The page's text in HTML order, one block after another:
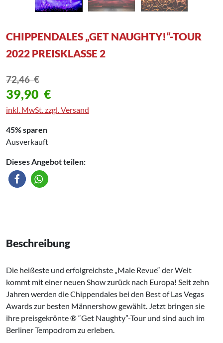
CHIPPENDALES „GET NAUGHTY!“-TOUR
2022 PREISKLASSE 2
72,46€
39,90 €
inkl. MwSt. zzgl. Versand
45% sparen
Ausverkauft
Dieses Angebot teilen:
Beschreibung
Die heißeste und erfolgreichste „Male Revue“ der Welt
kommt mit einer neuen Show zurück nach Europa! Seit zehn
Jahren werden die Chippendales bei den Best of Las Vegas
Awards zur besten Männershow gewählt. Jetzt bringen sie
ihre preisgekrönte ® “Get Naughty”-Tour und sind auch im
Berliner Tempodrom zu erleben.